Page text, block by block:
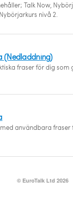
Talk Now,
nivå 2.
(Nedladdning)
fraser för dig som
användbara fraser
© EuroTalk Ltd 2026